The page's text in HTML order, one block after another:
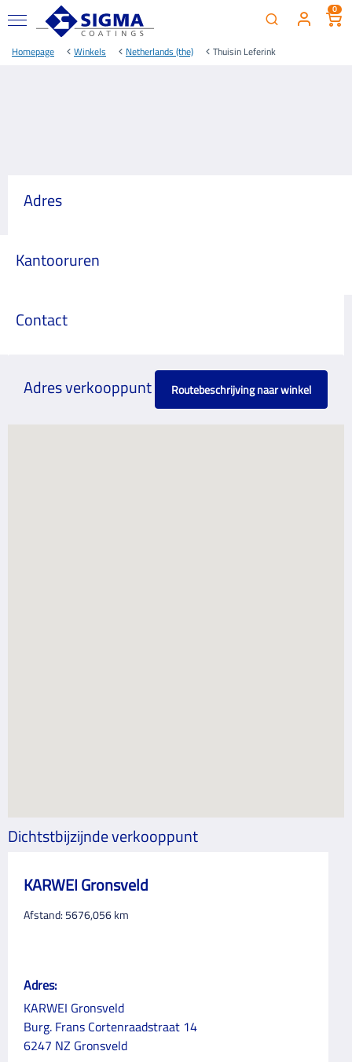
0
Homepage Winkels Netherlands (the) Thuisin Leferink
Adres
Kantooruren
Contact
Adres verkooppunt Routebeschrijving naar winkel
Dichtstbijzijnde verkooppunt
KARWEI Gronsveld
Afstand: 5676,056km
Adres:
KARWEI Gronsveld
Burg. Frans Cortenraadstraat 14
6247 NZ Gronsveld